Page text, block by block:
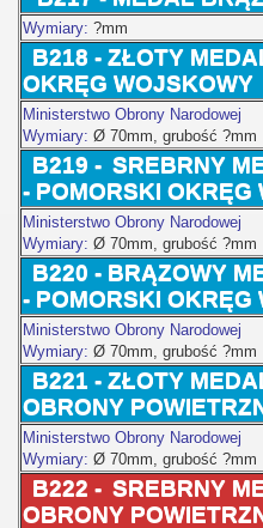
Wymiary: ?mm
B218 - ZŁOTY
OKRĘG WOJSKOWY
Ministerstwo Obrony Narodowej
Wymiary: Ø 70mm, grubość ?mm
B219 - SREBRNY
- POMORSKI OKRĘG
Ministerstwo Obrony Narodowej
Wymiary: Ø 70mm, grubość ?mm
B220 - BRĄZOWY
- POMORSKI OKRĘG
Ministerstwo Obrony Narodowej
Wymiary: Ø 70mm, grubość ?mm
B221 - ZŁOTY
OBRONY
Ministerstwo Obrony Narodowej
Wymiary: Ø 70mm, grubość ?mm
B222 - SREBRNY
OBRONY